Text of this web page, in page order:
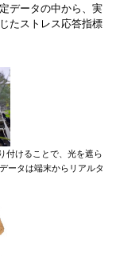
データの中から、実
たストレス応答指標
付けることで、光を遮ら
ータは端末からリアルタ